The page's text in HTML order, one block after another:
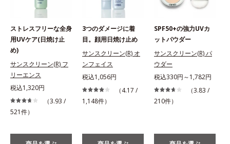
ストレスフリーな全身
用UVケア(日焼け止
め)
サンスクリーン(R) フ
リーエンス
税込1,320円
（3.93 /
521件）
3つのダメージに着
目。顔用日焼け止め
サンスクリーン(R) オ
ンフェイス
税込1,056円
（4.17 /
1,148件）
SPF50+の強力UVカ
ットパウダー
サンスクリーン(R) パ
ウダー
税込330円～1,782円
（3.83 /
210件）